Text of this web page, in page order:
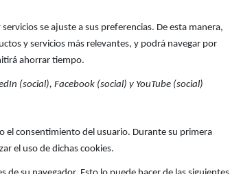
se ajuste a sus preferencias. De esta manera,
y servicios más relevantes, y podrá navegar por
ahorrar tiempo.
(social), Facebook (social) y YouTube (social)
el consentimiento del usuario. Durante su primera
el uso de dichas cookies.